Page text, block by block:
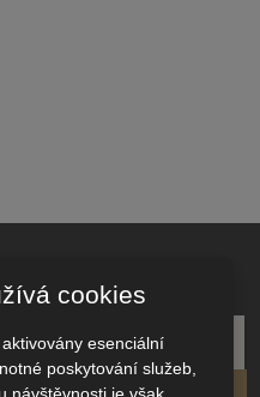
cookies
esenciální
poskytování služeb,
návštěvnosti je však